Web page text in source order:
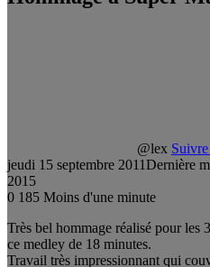
@lex
jeudi 15 septembre 2011Dernière
2015
0 185 Moins d'une minute
Très bel hommage réalisé pour les
ce medley de 18 minutes.
Travail très impressionnant qui